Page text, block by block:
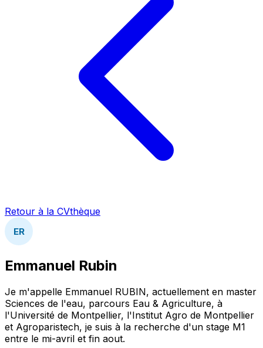
Retour à la CVthèque
ER
Emmanuel Rubin
Je m'appelle Emmanuel RUBIN, actuellement en master
Sciences de l'eau, parcours Eau & Agriculture, à
l'Université de Montpellier, l'Institut Agro de Montpellier
et Agroparistech, je suis à la recherche d'un stage M1
entre le mi-avril et fin aout.